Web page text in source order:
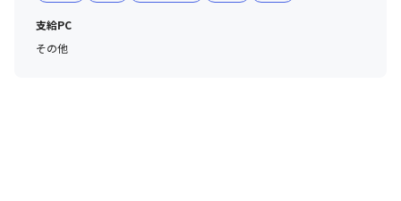
・変化に前向き（変革志向）
– 社員一人ひとりが「変革の担い手」であるという意識
を持ち、時代や事業フェーズの変化に柔軟に対応できるこ
支給PC
その他